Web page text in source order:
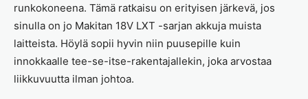
runkokoneena. Tämä ratkaisu on erityisen järkevä, jos
sinulla on jo Makitan 18V LXT -sarjan akkuja muista
laitteista. Höylä sopii hyvin niin puusepille kuin
innokkaalle tee-se-itse-rakentajallekin, joka arvostaa
liikkuvuutta ilman johtoa.